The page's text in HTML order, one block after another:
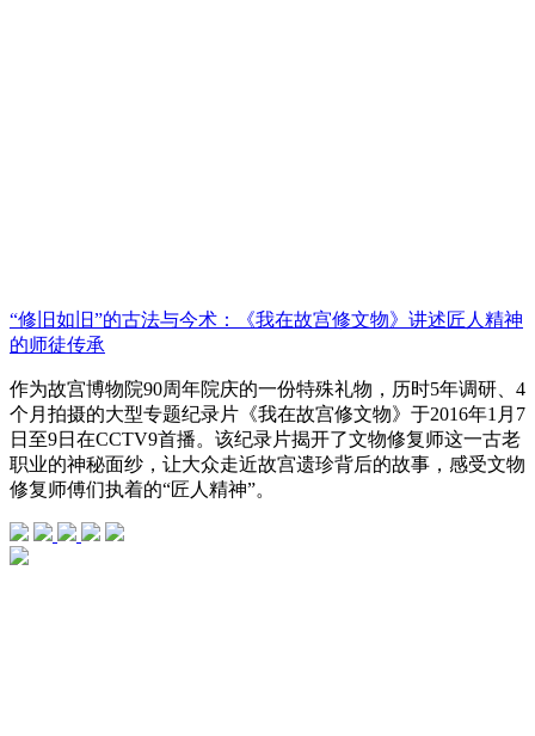
“修旧如旧”的古法与今术：《我在故宫修文物》讲述匠人精神
的师徒传承
作为故宫博物院90周年院庆的一份特殊礼物，历时5年调研、4
个月拍摄的大型专题纪录片《我在故宫修文物》于2016年1月7
日至9日在CCTV9首播。该纪录片揭开了文物修复师这一古老
职业的神秘面纱，让大众走近故宫遗珍背后的故事，感受文物
修复师傅们执着的“匠人精神”。